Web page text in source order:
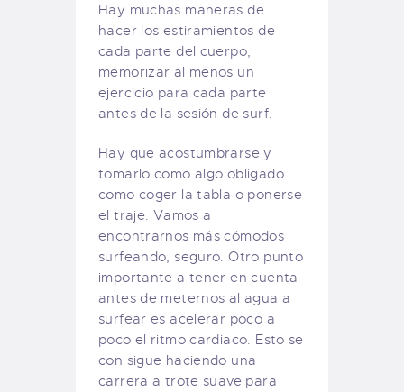
Hay muchas maneras de
hacer los estiramientos de
cada parte del cuerpo,
memorizar al menos un
ejercicio para cada parte
antes de la sesión de surf.
Hay que acostumbrarse y
tomarlo como algo obligado
como coger la tabla o ponerse
el traje. Vamos a
encontrarnos más cómodos
surfeando, seguro. Otro punto
importante a tener en cuenta
antes de meternos al agua a
surfear es acelerar poco a
poco el ritmo cardiaco. Esto se
con sigue haciendo una
carrera a trote suave para